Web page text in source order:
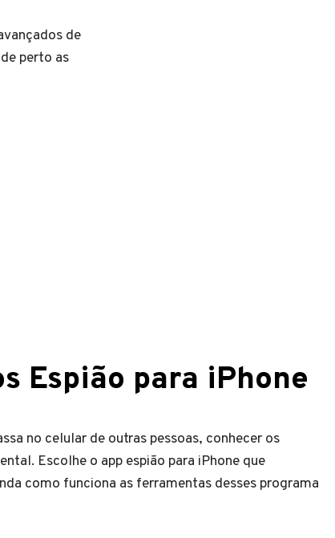
de
perto as
Espião para iPhone
no celular de outras pessoas, conhecer os
Escolhe o app espião para iPhone que
como funciona as ferramentas desses programa